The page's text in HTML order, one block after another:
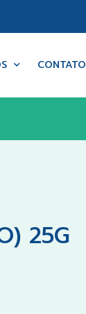
CONTATO
25G